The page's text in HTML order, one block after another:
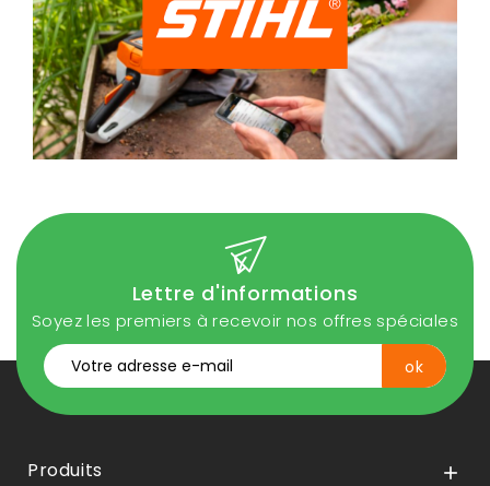
Lettre d'informations
Soyez les premiers à recevoir nos offres spéciales
Produits 